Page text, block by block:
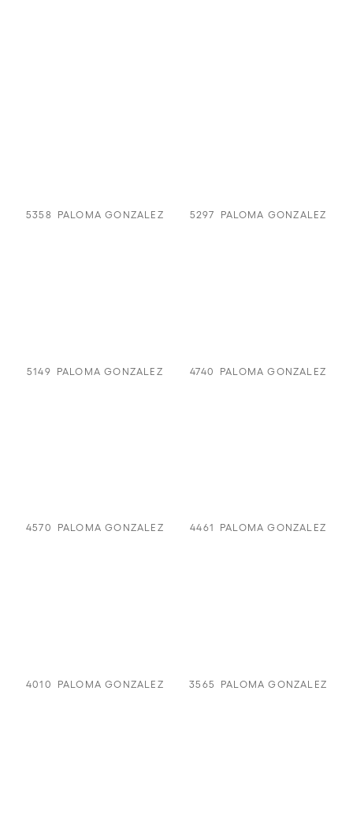
5358 PALOMA GONZALEZ 5297 PALOMA GONZALEZ
5149 PALOMA GONZALEZ 4740 PALOMA GONZALEZ
4570 PALOMA GONZALEZ 4461 PALOMA GONZALEZ
4010 PALOMA GONZALEZ 3565 PALOMA GONZALEZ